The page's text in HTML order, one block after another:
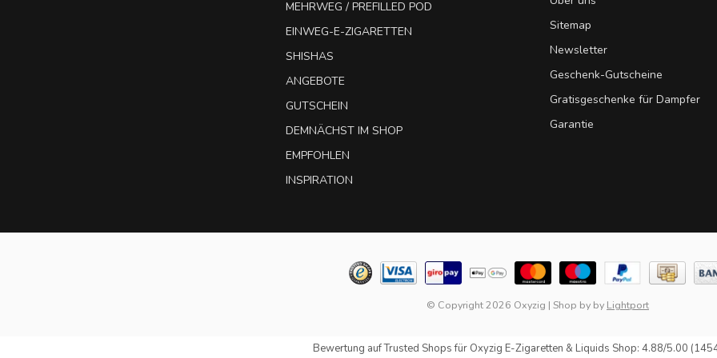
MEHRWEG / PREFILLED POD
EINWEG-E-ZIGARETTEN
SHISHAS
ANGEBOTE
GUTSCHEIN
DEMNÄCHST IM SHOP
EMPFOHLEN
INSPIRATION
Sitemap
Newsletter
Geschenk-Gutscheine
Gratisgeschenke für Dampfer
Garantie
© Copyright 2026 Oxyzig | Shop by by Lightport
Bewertung aufTrusted Shopsfür Oxyzig E-Zigaretten & Liquids Shop: 4.88/5.00